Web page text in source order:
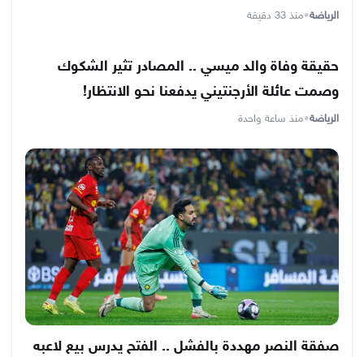
الرياضة•منذ 33 دقيقة
حقيقة وفاة والد ميسي .. المصادر تثير الشكوك
وصمت عائلة الأرجنتيني يدفعنا نحو الانتظار!
الرياضة•منذ ساعة واحدة
صفقة النصر مهددة بالفشل .. الفتح يدرس بيع لاعبه